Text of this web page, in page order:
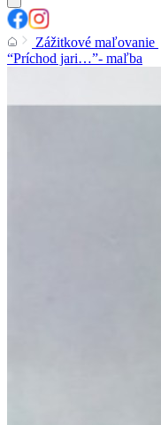
Zážitkové maľovanie
“Príchod jari…”- maľba